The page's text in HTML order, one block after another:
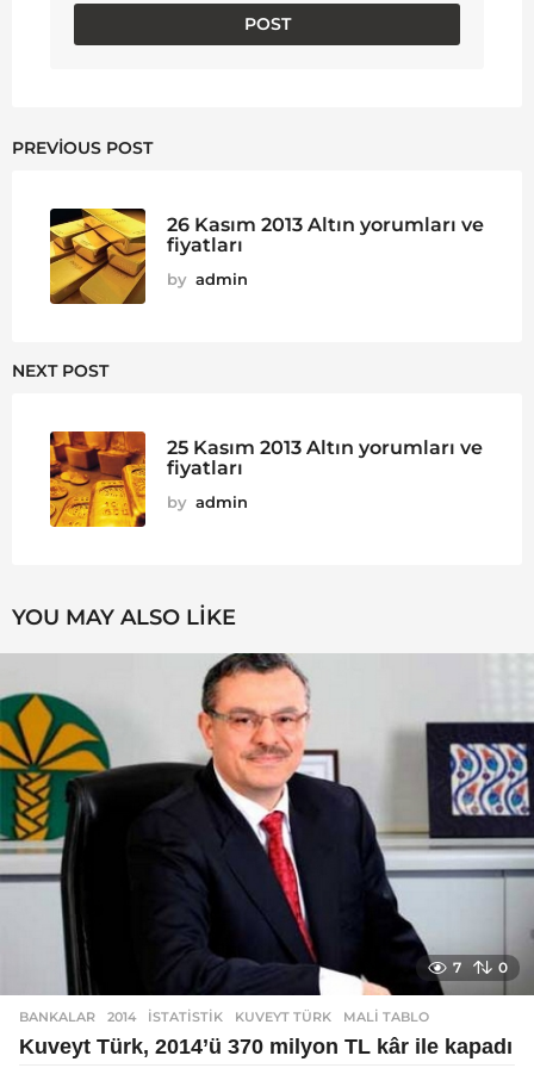
PREVIOUS POST
26 Kasım 2013 Altın yorumları ve
fiyatları
by admin
NEXT POST
25 Kasım 2013 Altın yorumları ve
fiyatları
by admin
YOU MAY ALSO LIKE
7 0
BANKALAR 2014 ,ISTATISTIK ,KUVEYT TÜRK ,MALI TABLO
Kuveyt Türk, 2014’ü 370 milyon TL kâr ile kapadı